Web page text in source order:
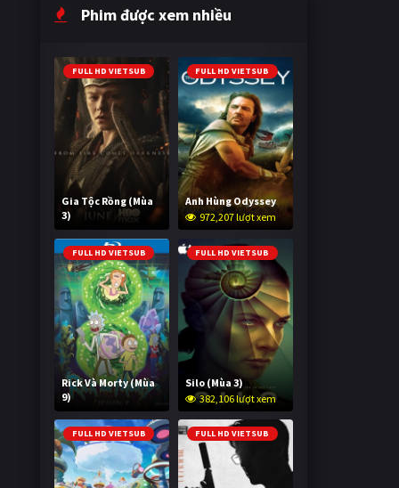
Phim được xem nhiều
FULL HD VIETSUB
Gia Tộc Rồng (Mùa
3)
2,038,761 lượt xem
FULL HD VIETSUB
Anh Hùng Odyssey
972,207 lượt xem
FULL HD VIETSUB
Rick Và Morty (Mùa
9)
3,005,981 lượt xem
FULL HD VIETSUB
Silo (Mùa 3)
382,106 lượt xem
FULL HD VIETSUB FULL HD VIETSUB